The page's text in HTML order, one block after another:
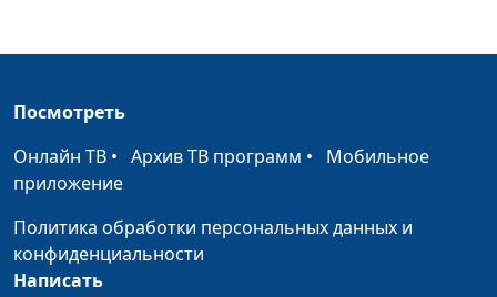
Посмотреть
Онлайн ТВ • Архив ТВ программ • Мобильное
приложение
Политика обработки персональных данных и
конфиденциальности
Написать